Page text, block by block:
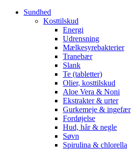
Sundhed
Kosttilskud
Energi
Udrensning
Mælkesyrebakterier
Tranebær
Slank
Te (tabletter)
Olier, kosttilskud
Aloe Vera & Noni
Ekstrakter & urter
Gurkemeje & ingefær
Fordøjelse
Hud, hår & negle
Søvn
Spirulina & chlorella